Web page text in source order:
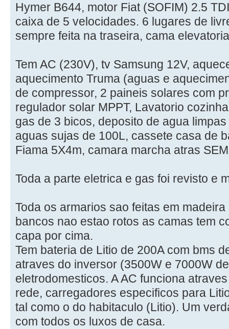
Hymer B644, motor Fiat (SOFIM) 2.5
caixa de 5 velocidades. 6 lugares de
sempre feita na traseira, cama
Tem AC (230V), tv Samsung 12V,
aquecimento Truma (aguas e
de compressor, 2 paineis solares com
regulador solar MPPT, Lavatorio
gas de 3 bicos, deposito de agua
aguas sujas de 100L, cassete casa de
Fiama 5X4m, camara marcha atras
Toda a parte eletrica e gas foi revisto e
Toda os armarios sao feitas em
bancos nao estao rotos as camas tem
capa por cima.
Tem bateria de Litio de 200A com bms
atraves do inversor (3500W e 7000W
eletrodomesticos. A AC funciona
rede, carregadores especificos para
tal como o do habitaculo (Litio). Um
com todos os luxos de casa.